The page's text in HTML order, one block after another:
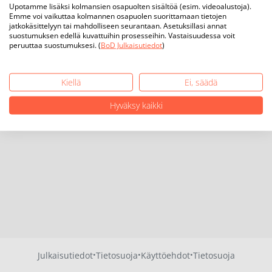
Julkaisutiedot·Tietosuoja·Käyttöehdot·Tietosuoja
Upotamme lisäksi kolmansien osapuolten sisältöä (esim. videoalustoja).
Emme voi vaikuttaa kolmannen osapuolen suorittamaan tietojen
jatkokäsittelyyn tai mahdolliseen seurantaan. Asetuksillasi annat
suostumuksen edellä kuvattuihin prosesseihin. Vastaisuudessa voit
peruuttaa suostumuksesi. (BoD Julkaisutiedot)
Kiellä
Ei, säädä
Hyväksy kaikki